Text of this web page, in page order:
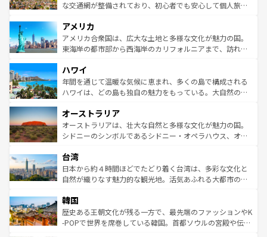
を参照してほしい。
戦など、本場だからこそできる体験も豊富。イギリスを旅
ンツ一覧を参照してほしい。
な交通網が整備されており、初心者でも安心して個人旅行
の建物がそのまま残る町や、スイスならではのユニークな
博物館もあり、アルプス観光だけでなく町歩きも満喫する
ことができる。国民の所得が高いため物価も高いが、旅行
ば市内交通費無料で観光を楽しむこともできる。 なお、新
着のスイス情報はコンテンツ一覧 を参照してほしい。
アメリカ
アメリカ合衆国は、広大な土地と多様な文化が魅力の国。
東海岸の都市部から西海岸のカリフォルニアまで、訪れる
のような巨大都市は、観光、ショッピング、エンターテイ
ンメントが詰まった刺激的なスポットだ。一方、アメリカ
西部には大自然が広がり、グランドキャニオンやイエロー
部のニューオーリンズでは、音楽と美食が融合した独特の
文化が魅力。旅行者はアメリカの各地域で異なる魅力を楽
しみながら、その多様性と豊かな歴史を感じることができ
ならではの贅沢な旅のスタイルだ。 なお、新着のアメリカ
情報はコンテンツ一覧を参照してほしい。
ハワイ
年間を通じて温暖な気候に恵まれ、多くの島で構成される
ハワイは、どの島も独自の魅力をもっている。大自然の神
ワイ島は見逃せない。また、定番の観光地といえばオアフ
島だが、静かな自然を求めるならマウイ島やカウアイ島が
おすすめ。エメラルドグリーンに輝く海をはじめ、豊かな
れるおもてなしの心で訪れる人々を迎えてくれるハワイの
人々、おいしいローカルフードやハワイアンミュージッ
ク、伝統的なフラダンスなど、すべてがハワイの魅力を彩
ワイを、存分に味わってほしい。 なお、新着のハワイ情報
はコンテンツ一覧を参照してほしい。
オーストラリア
オーストラリアは、壮大な自然と多様な文化が魅力の国。
シドニーのシンボルであるシドニー・オペラハウス、オー
リアリーフや大陸中央部にそびえるウルル（エアーズロッ
ク）、タスマニアの美しい原生林やケアンズの熱帯雨林な
ど、見どころがたくさん。また、カフェやワイン、オージ
いる。アクティビティも充実しており、サーフィンやダイ
ビング、ハイキングなど、アウトドア好きにはたまらな
い。オーストラリアの多彩な魅力を存分に味わいつくそ
台湾
日本から約４時間ほどでたどり着く台湾は、多彩な文化と
自然が織りなす魅力的な観光地。活気あふれる大都市の台
ン）、静ひつな山岳地帯である台湾東部など、都市の喧騒
と山間の静けさが共存しており、訪れる人に新しい発見と
驚きをもたらしてくれる。また、奥深い台湾の食文化も魅
韓国
歴史ある王朝文化が残る一方で、最先端のファッションやK
-POPで世界を席巻している韓国。首都ソウルの宮殿や伝統